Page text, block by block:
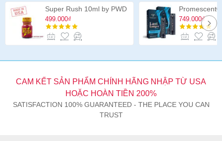
Super Rush 10ml by PWD
499.000₫ 749.000₫
CAM KẾT SẢN PHẨM CHÍNH HÃNG NHẬP TỪ USA
HOẶC HOÀN TIỀN 200%
SATISFACTION 100% GUARANTEED - THE PLACE YOU CAN
TRUST